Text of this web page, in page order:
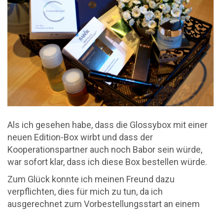
Als ich gesehen habe, dass die Glossybox mit einer
neuen Edition-Box wirbt und dass der
Kooperationspartner auch noch Babor sein würde,
war sofort klar, dass ich diese Box bestellen würde.
Zum Glück konnte ich meinen Freund dazu
verpflichten, dies für mich zu tun, da ich
ausgerechnet zum Vorbestellungsstart an einem